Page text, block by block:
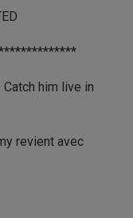
Catch him live in
revient avec